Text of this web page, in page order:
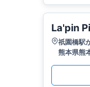
La'pin
祇園橋駅
熊本県熊